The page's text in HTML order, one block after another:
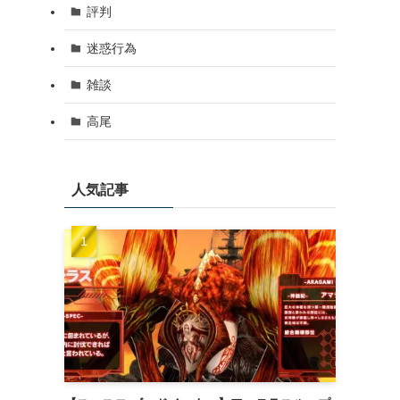
評判
迷惑行為
雑談
高尾
人気記事